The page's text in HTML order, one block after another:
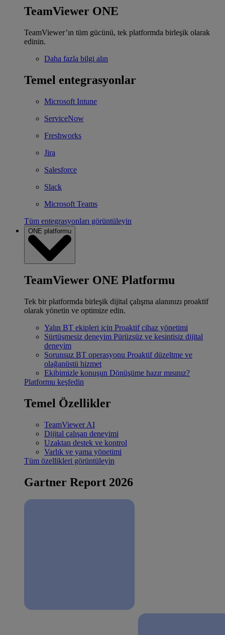
TeamViewer ONE
TeamViewer’ın tüm gücünü, tek platformda birleşik olarak
edinin.
Daha fazla bilgi alın
Temel entegrasyonlar
Microsoft Intune
ServiceNow
Freshworks
Jira
Salesforce
Slack
Microsoft Teams
Tüm entegrasyonları görüntüleyin
ONE platformu
TeamViewer ONE Platformu
Tek bir platformda birleşik dijital çalışma alanınızı proaktif
olarak yönetin ve optimize edin.
Yalın BT ekipleri için Proaktif cihaz yönetimi
Sürtüşmesiz deneyim Pürüzsüz ve kesintisiz dijital
deneyim
Sorunsuz BT operasyonu Proaktif düzeltme ve
olağanüstü hizmet
Ekibimizle konuşun Dönüşüme hazır mısınız?
Platformu keşfedin
Temel Özellikler
TeamViewer AI
Dijital çalışan deneyimi
Uzaktan destek ve kontrol
Varlık ve yama yönetimi
Tüm özellikleri görüntüleyin
Gartner Report 2026